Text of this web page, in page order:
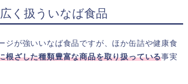
く扱ういなば食品
ジが強いいなば食品ですが、ほか缶詰や健康食
根ざした種類豊富な商品を取り扱っている事実